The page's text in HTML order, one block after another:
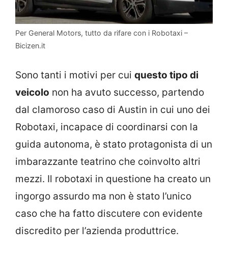
Per General Motors, tutto da rifare con i Robotaxi –
Bicizen.it
Sono tanti i motivi per cui questo tipo di
veicolo non ha avuto successo, partendo
dal clamoroso caso di Austin in cui uno dei
Robotaxi, incapace di coordinarsi con la
guida autonoma, è stato protagonista di un
imbarazzante teatrino che coinvolto altri
mezzi. Il robotaxi in questione ha creato un
ingorgo assurdo ma non è stato l’unico
caso che ha fatto discutere con evidente
discredito per l’azienda produttrice.